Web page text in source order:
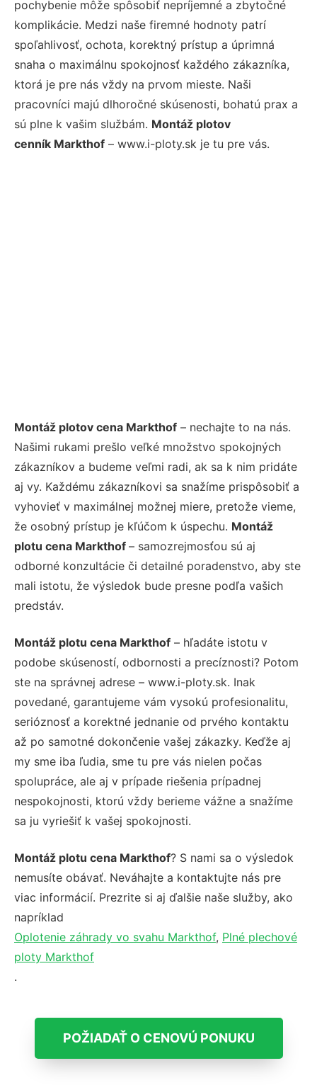
pochybenie môže spôsobiť nepríjemné a zbytočné
komplikácie. Medzi naše firemné hodnoty patrí
spoľahlivosť, ochota, korektný prístup a úprimná
snaha o maximálnu spokojnosť každého zákazníka,
ktorá je pre nás vždy na prvom mieste. Naši
pracovníci majú dlhoročné skúsenosti, bohatú prax a
sú plne k vašim službám. Montáž plotov
cenník Markthof – www.i-ploty.sk je tu pre vás.
Montáž plotov cena Markthof – nechajte to na nás.
Našimi rukami prešlo veľké množstvo spokojných
zákazníkov a budeme veľmi radi, ak sa k nim pridáte
aj vy. Každému zákazníkovi sa snažíme prispôsobiť a
vyhovieť v maximálnej možnej miere, pretože vieme,
že osobný prístup je kľúčom k úspechu. Montáž
plotu cena Markthof – samozrejmosťou sú aj
odborné konzultácie či detailné poradenstvo, aby ste
mali istotu, že výsledok bude presne podľa vašich
predstáv.
Montáž plotu cena Markthof – hľadáte istotu v
podobe skúseností, odbornosti a precíznosti? Potom
ste na správnej adrese – www.i-ploty.sk. Inak
povedané, garantujeme vám vysokú profesionalitu,
serióznosť a korektné jednanie od prvého kontaktu
až po samotné dokončenie vašej zákazky. Keďže aj
my sme iba ľudia, sme tu pre vás nielen počas
spolupráce, ale aj v prípade riešenia prípadnej
nespokojnosti, ktorú vždy berieme vážne a snažíme
sa ju vyriešiť k vašej spokojnosti.
Montáž plotu cena Markthof? S nami sa o výsledok
nemusíte obávať. Neváhajte a kontaktujte nás pre
viac informácií. Prezrite si aj ďalšie naše služby, ako
napríklad
Oplotenie záhrady vo svahu Markthof, Plné plechové
ploty Markthof
.
POŽIADAŤ O CENOVÚ PONUKU